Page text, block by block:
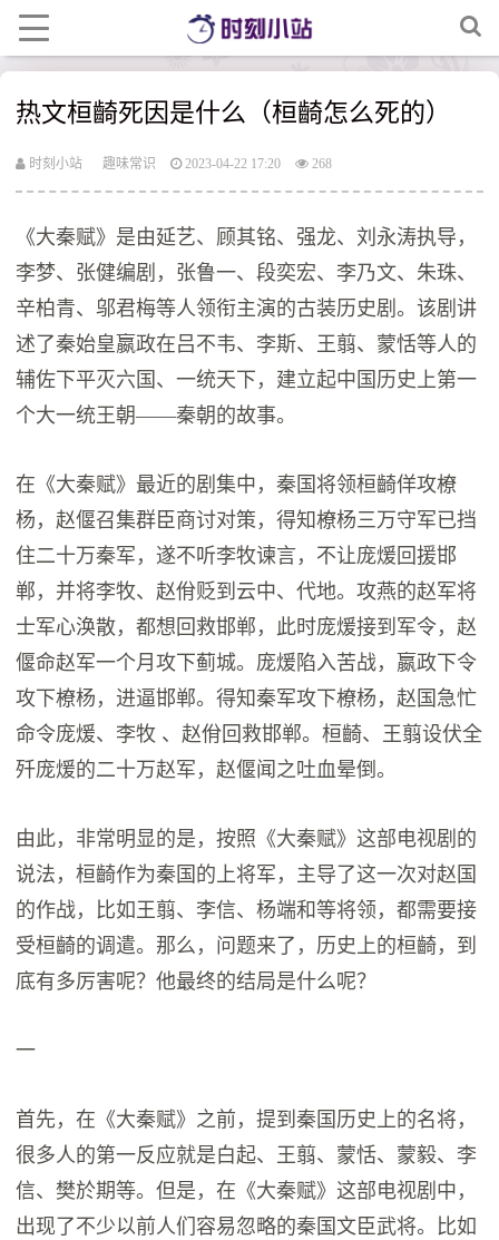
热文桓齮死因是什么（桓齮怎么死的）
时刻小站 趣味常识 2023-04-22 17:20 268
《大秦赋》是由延艺、顾其铭、强龙、刘永涛执导，
李梦、张健编剧，张鲁一、段奕宏、李乃文、朱珠、
辛柏青、邬君梅等人领衔主演的古装历史剧。该剧讲
述了秦始皇嬴政在吕不韦、李斯、王翦、蒙恬等人的
辅佐下平灭六国、一统天下，建立起中国历史上第一
个大一统王朝——秦朝的故事。
在《大秦赋》最近的剧集中，秦国将领桓齮佯攻橑
杨，赵偃召集群臣商讨对策，得知橑杨三万守军已挡
住二十万秦军，遂不听李牧谏言，不让庞煖回援邯
郸，并将李牧、赵佾贬到云中、代地。攻燕的赵军将
士军心涣散，都想回救邯郸，此时庞煖接到军令，赵
偃命赵军一个月攻下蓟城。庞煖陷入苦战，嬴政下令
攻下橑杨，进逼邯郸。得知秦军攻下橑杨，赵国急忙
命令庞煖、李牧 、赵佾回救邯郸。桓齮、王翦设伏全
歼庞煖的二十万赵军，赵偃闻之吐血晕倒。
由此，非常明显的是，按照《大秦赋》这部电视剧的
说法，桓齮作为秦国的上将军，主导了这一次对赵国
的作战，比如王翦、李信、杨端和等将领，都需要接
受桓齮的调遣。那么，问题来了，历史上的桓齮，到
底有多厉害呢？他最终的结局是什么呢？
一
首先，在《大秦赋》之前，提到秦国历史上的名将，
很多人的第一反应就是白起、王翦、蒙恬、蒙毅、李
信、樊於期等。但是，在《大秦赋》这部电视剧中，
出现了不少以前人们容易忽略的秦国文臣武将。比如